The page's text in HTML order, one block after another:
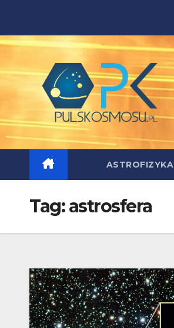
content
ASTROFIZYKA
Tag:astrosfera